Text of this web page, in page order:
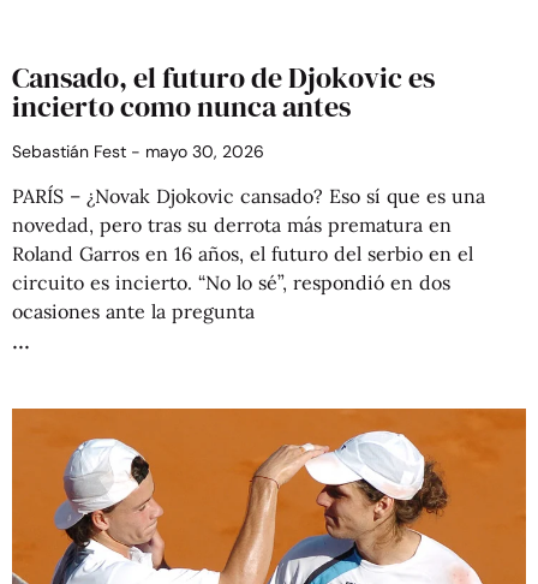
Cansado, el futuro de Djokovic es
incierto como nunca antes
Sebastián Fest mayo 30, 2026
PARÍS – ¿Novak Djokovic cansado? Eso sí que es una
novedad, pero tras su derrota más prematura en
Roland Garros en 16 años, el futuro del serbio en el
circuito es incierto. “No lo sé”, respondió en dos
ocasiones ante la pregunta